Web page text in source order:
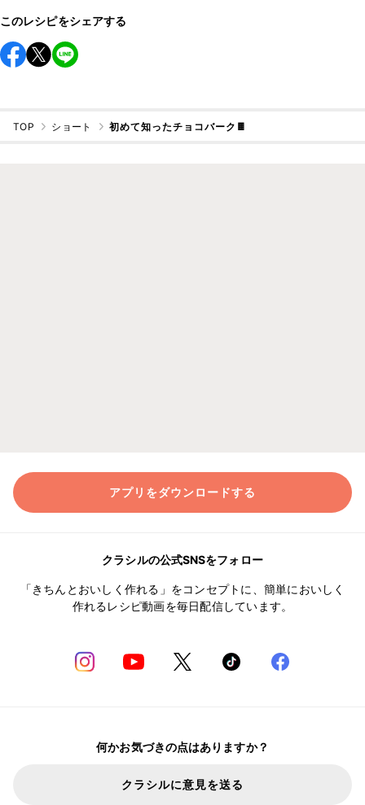
このレシピをシェアする
TOP ショート 初めて知ったチョコバーク🍫
アプリをダウンロードする
クラシルの公式SNSをフォロー
「きちんとおいしく作れる」をコンセプトに、簡単においしく
作れるレシピ動画を毎日配信しています。
何かお気づきの点はありますか？
クラシルに意見を送る